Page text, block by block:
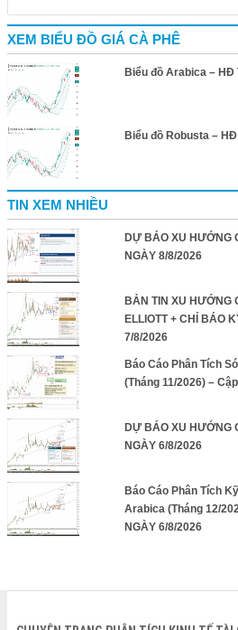
XEM BIỂU ĐỒ GIÁ CÀ PHÊ
Biểu đồ Arabica – HĐ
Biểu đồ Robusta –
TIN XEM NHIỀU
DỰ BÁO XU HƯỚNG
NGÀY 8/8/2026
BẢN TIN XU HƯỚNG
ELLIOTT + CHỈ BÁO
7/8/2026
Báo Cáo Phân Tích
(Tháng 11/2026) –
DỰ BÁO XU HƯỚNG
NGÀY 6/8/2026
Báo Cáo Phân Tích
Arabica (Tháng 12/
NGÀY 6/8/2026